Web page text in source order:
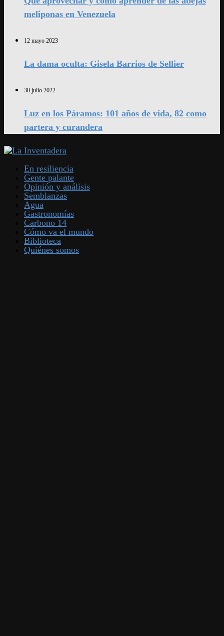
meliponas en Venezuela
12 mayo 2023
La dama oculta: Gisela Barrios de Sellier
30 julio 2022
Luz en los Páramos: 101 años de vida, 82 como
partera y curandera
En resiliencia
Gente palante
Opinión y análisis
Semblanzas
Agua
Gastronomías
Carbono 14
Cómo va el mundo
Biblioteca
Quiénes somos